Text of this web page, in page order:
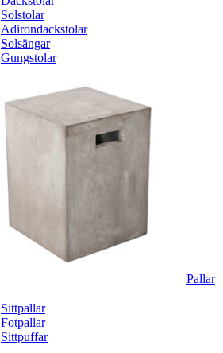
Solstolar
Adirondackstolar
Solsängar
Gungstolar
Pallar
Sittpallar
Fotpallar
Sittpuffar